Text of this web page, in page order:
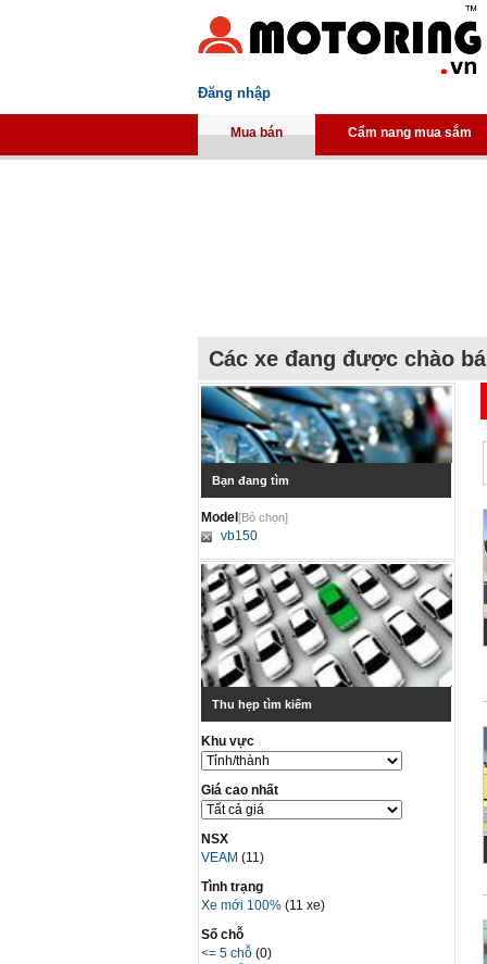
Đăng nhập
Mua bán Cẩm nang mua sắm
Các xe đang được chào
Bạn đang tìm
Model[Bỏ chọn]
vb150
Thu hẹp tìm kiếm
Khu vực
Giá cao nhất
NSX
VEAM(11)
Tình trạng
Xe mới 100% (11 xe)
Số chỗ
<= 5 chỗ(0)